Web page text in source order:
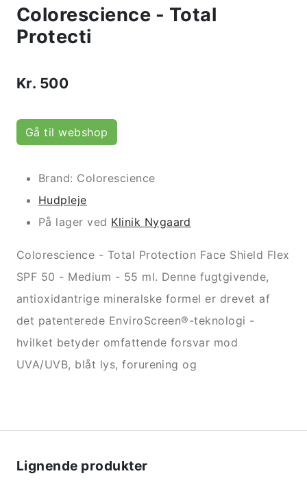
Colorescience - Total
Protecti
Kr. 500
Gå til webshop
Brand: Colorescience
Hudpleje
På lager ved Klinik Nygaard
Colorescience - Total Protection Face Shield Flex
SPF 50 - Medium - 55 ml. Denne fugtgivende,
antioxidantrige mineralske formel er drevet af
det patenterede EnviroScreen®-teknologi -
hvilket betyder omfattende forsvar mod
UVA/UVB, blåt lys, forurening og
Lignende produkter